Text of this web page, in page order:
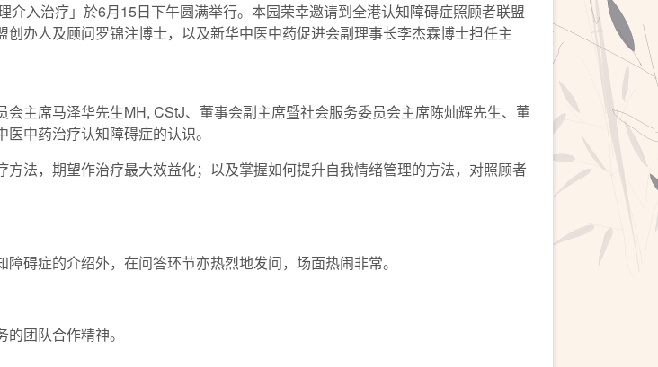
入治疗」於6月15日下午圆满举行。本园荣幸邀请到全港认知障碍症照顾者联盟
办人及顾问罗锦注博士，以及新华中医中药促进会副理事长李杰霖博士担任主
主席马泽华先生MH, CStJ、董事会副主席暨社会服务委员会主席陈灿辉先生、董
中药治疗认知障碍症的认识。
法，期望作治疗最大效益化；以及掌握如何提升自我情绪管理的方法，对照顾者
碍症的介绍外，在问答环节亦热烈地发问，场面热闹非常。
团队合作精神。